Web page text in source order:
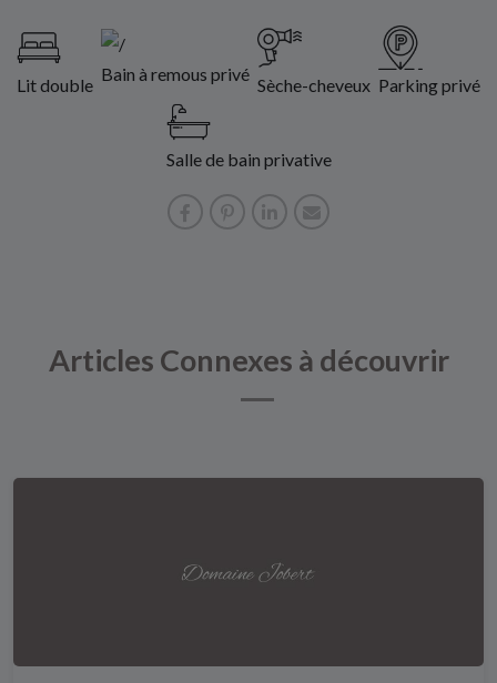
Lit double
Bain à remous privé
Sèche-cheveux Parking privé
Salle de bain privative
Articles Connexes à découvrir